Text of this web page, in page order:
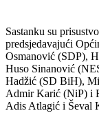
Sastanku su
predsjedavajući
Osmanović (SDP),
Huso Sinanović
Hadžić (SD BiH),
Admir Karić (NiP) i
Adis Atlagić i Ševal